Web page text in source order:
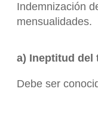
Indemnización
mensualidades.
a) Ineptitud del
Debe ser